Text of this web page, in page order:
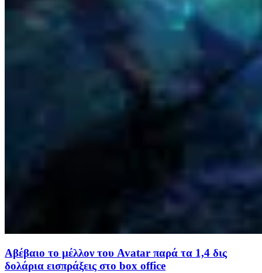
Αβέβαιο το μέλλον του Avatar παρά τα 1,4 δις
δολάρια εισπράξεις στο box office